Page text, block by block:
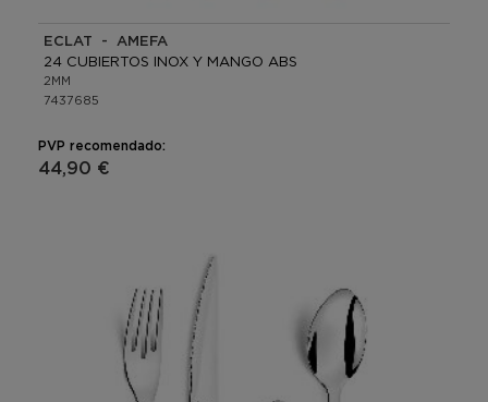
ECLAT - AMEFA
24 CUBIERTOS INOX Y MANGO ABS
2MM
7437685
PVP recomendado:
44,90 €